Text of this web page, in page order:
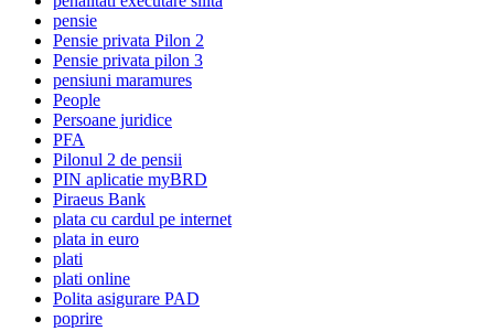
pensie
Pensie privata Pilon 2
Pensie privata pilon 3
pensiuni maramures
People
Persoane juridice
PFA
Pilonul 2 de pensii
PIN aplicatie myBRD
Piraeus Bank
plata cu cardul pe internet
plata in euro
plati
plati online
Polita asigurare PAD
poprire